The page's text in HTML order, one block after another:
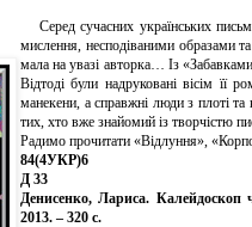
Серед сучасних українських
мислення, несподіваними образами
мала на увазі авторка… Із
Відтоді були надруковані вісім її
манекени, а справжні люди з плоті та
тих, хто вже знайомий із творчістю
Радимо прочитати «Відлуння»,
84(4УКР)6
Д 33
Денисенко, Лариса.
2013. – 320 с.